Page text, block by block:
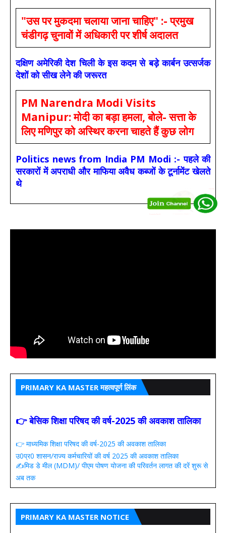
"उस पर मुकदमा चलाया जाना चाहिए" :- प्रमुख
चंडीगढ़ चुनावों में अधिकारी पर शीर्ष अदालत
दक्षिण अमेरिकी देश चिली के इस कदम से बड़े कार्बन उत्सर्जक
देशों को सीख लेने की जरूरत
PM Narendra Modi Visits
Manipur: मोदी का बड़ा हमला, बोले- सत्ता के
लिए मणिपुर को अस्थिर करना चाहते हैं कुछ लोग
Politics news from India PM Modi :- पहले की
सरकारों में अपराधी और माफिया अवैध कब्जों के टूर्नामेंट खेलते
थे
PRIMARY KA MASTER महत्वपूर्ण लिंक
👉 बेसिक शिक्षा परिषद की वर्ष-2025 की अवकाश तालिका
👉 माध्यमिक शिक्षा परिषद की वर्ष-2025 की अवकाश तालिका
उ0प्र0 शासन/राज्य कर्मचारियों की वर्ष 2025 की अवकाश तालिका
✍️मिड डे मील (MDM)/ पीएम पोषण योजना की परिवर्तन लागत की दरें शुरू से
अब तक
PRIMARY KA MASTER NOTICE